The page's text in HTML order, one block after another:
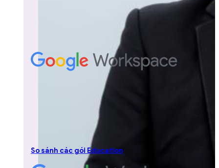
So sánh các gói Education